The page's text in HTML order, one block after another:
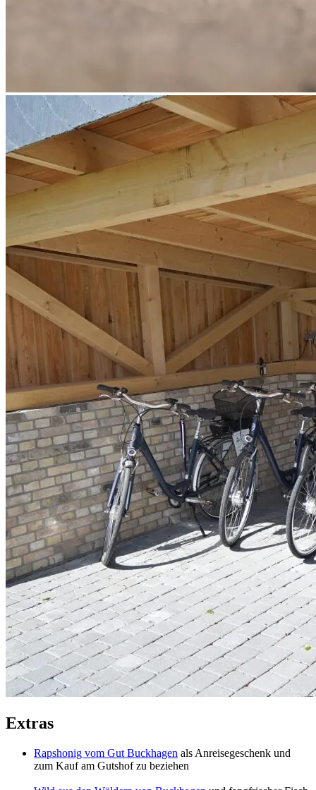
Extras
Rapshonig vom Gut Buckhagen als Anreisegeschenk und
zum Kauf am Gutshof zu beziehen